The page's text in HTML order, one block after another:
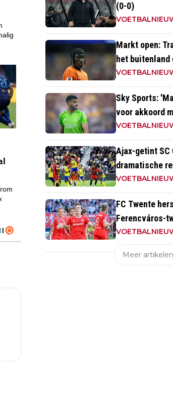
(0-0)
Markt open:
het buitenland
Sky Sports:
voor akkoord
Marseille;
naar Engeland'
Ajax-getint SC
dramatische
krijgt pak
FC Twente
Ferencváros-
gehakt van
Meer artikelen